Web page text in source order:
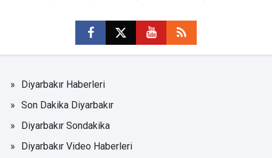
Diyarbakır Haberleri
Son Dakika Diyarbakır
Diyarbakır Sondakika
Diyarbakır Video Haberleri